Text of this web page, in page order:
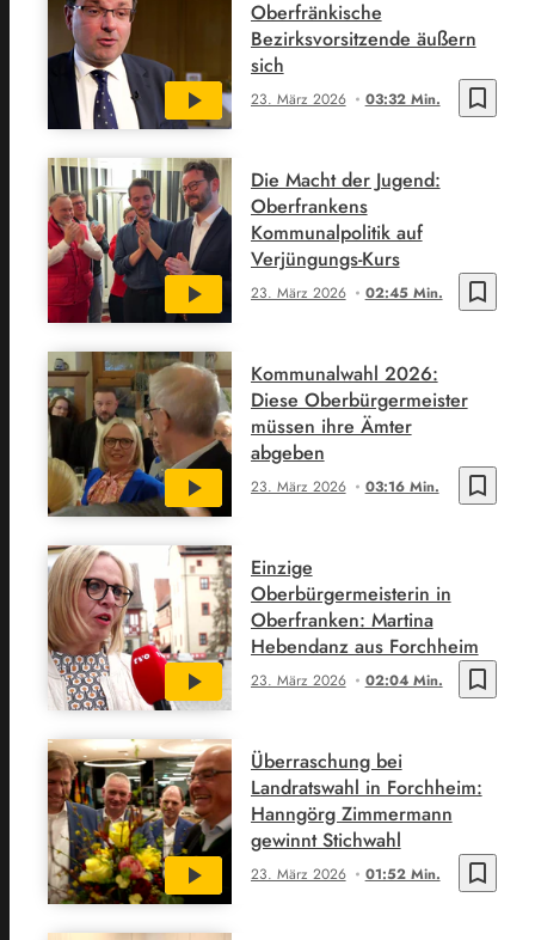
bookmark_border
23. März 2026 03:32 Min.
Oberfränkische
Bezirksvorsitzende äußern
sich
bookmark_border
23. März 2026 02:45 Min.
Die Macht der Jugend:
Oberfrankens
Kommunalpolitik auf
Verjüngungs-Kurs
bookmark_border
23. März 2026 03:16 Min.
Kommunalwahl 2026:
Diese Oberbürgermeister
müssen ihre Ämter
abgeben
bookmark_border
23. März 2026 02:04 Min.
Einzige
Oberbürgermeisterin in
Oberfranken: Martina
Hebendanz aus Forchheim
bookmark_border
23. März 2026 01:52 Min.
Überraschung bei
Landratswahl in Forchheim:
Hanngörg Zimmermann
gewinnt Stichwahl